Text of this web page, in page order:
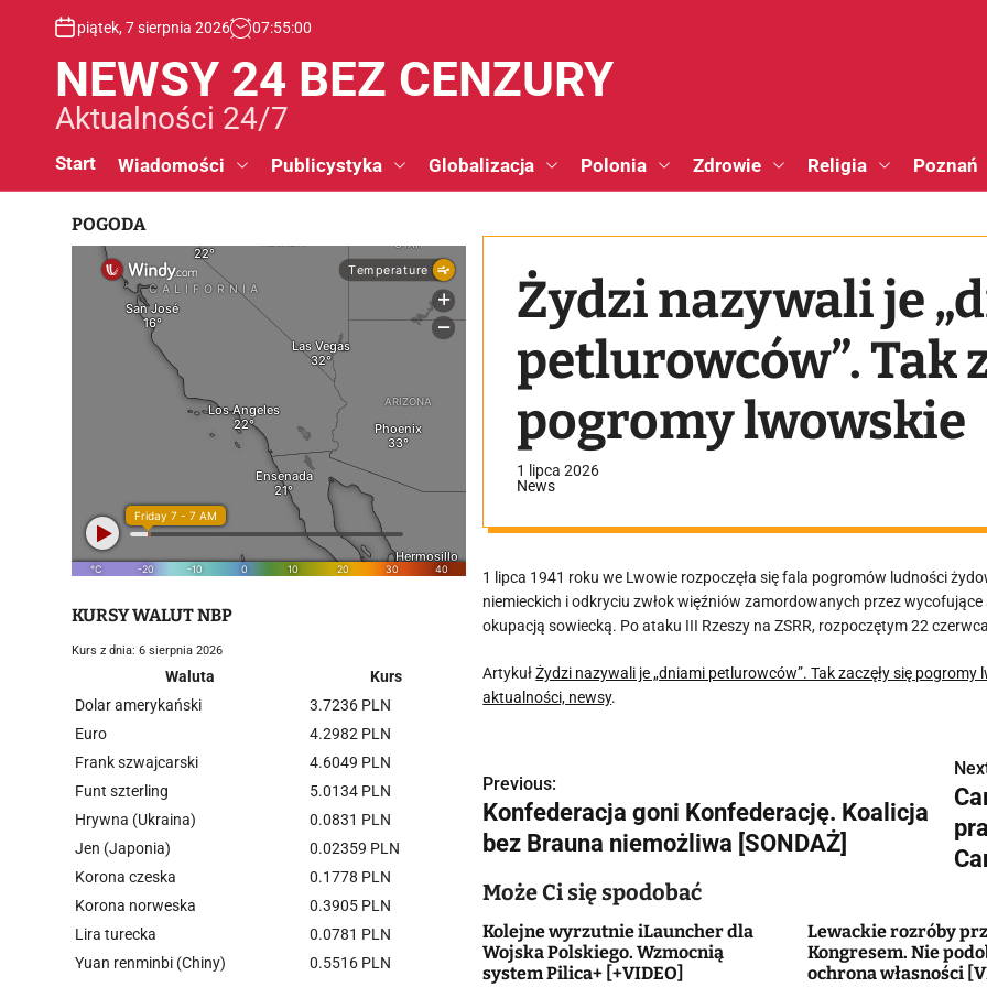
piątek, 7 sierpnia 2026 07:55:01
NEWSY 24 BEZ CENZURY
Aktualności 24/7
Start Wiadomości Publicystyka Globalizacja Polonia Zdrowie Religia Poznań
Żydzi nazywali je
petlurowców”. Tak
pogromy lwowskie
1 lipca 2026
News
1 lipca 1941 roku we Lwowie rozpoczęła się fala pogromów ludności
niemieckich i odkryciu zwłok więźniów zamordowanych przez
okupacją sowiecką. Po ataku III Rzeszy na ZSRR, rozpoczętym 22
ArtykułŻydzi nazywali je „dniami petlurowców”. Tak zaczęły się pogromy
aktualności, newsy.
N
a
w
i
g
Previous:
Konfederacja goni Konfederację. Koalicja
bez Brauna niemożliwa [SONDAŻ]
Może Ci się spodobać
Kolejne wyrzutnie iLauncher dla
Wojska Polskiego. Wzmocnią
system Pilica+ [+VIDEO]
Lewackie rozróby
Kongresem. Nie
ochrona własności
POGODA
KURSY WALUT NBP
Kurs z dnia: 6 sierpnia 2026
Waluta
Kurs
Dolar amerykański
3.7236 PLN
Euro
4.2982 PLN
Frank szwajcarski
4.6049 PLN
Funt szterling
5.0134 PLN
Hrywna (Ukraina)
0.0831 PLN
Jen (Japonia)
0.02359 PLN
Korona czeska
0.1778 PLN
Korona norweska
0.3905 PLN
Lira turecka
0.0781 PLN
Yuan renminbi (Chiny)
0.5516 PLN